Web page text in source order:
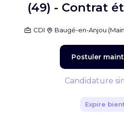
(49) - Contrat
CDI Baugé-en-Anjou (
Postuler
Candidature
Expire